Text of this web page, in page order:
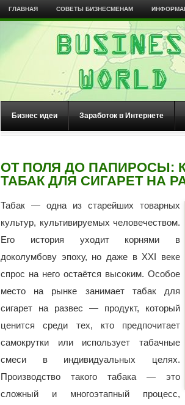
ГЛАВНАЯ СОВЕТЫ БИЗНЕСМЕНАМ
Бизнес идеи Заработок в Интернете
ОТ ПОЛЯ ДО ПАПИРОСЫ:
ТАБАК ДЛЯ СИГАРЕТ НА
Табак — одна из старейших товарных
культур, культивируемых человечеством.
Его история уходит корнями в
доколумбову эпоху, но даже в XXI веке
спрос на него остаётся высоким. Особое
место на рынке занимает табак для
сигарет на развес — продукт, который
ценится среди тех, кто предпочитает
самокрутки или использует табачные
смеси в индивидуальных целях.
Производство такого табака — это
сложный и многоэтапный процесс,